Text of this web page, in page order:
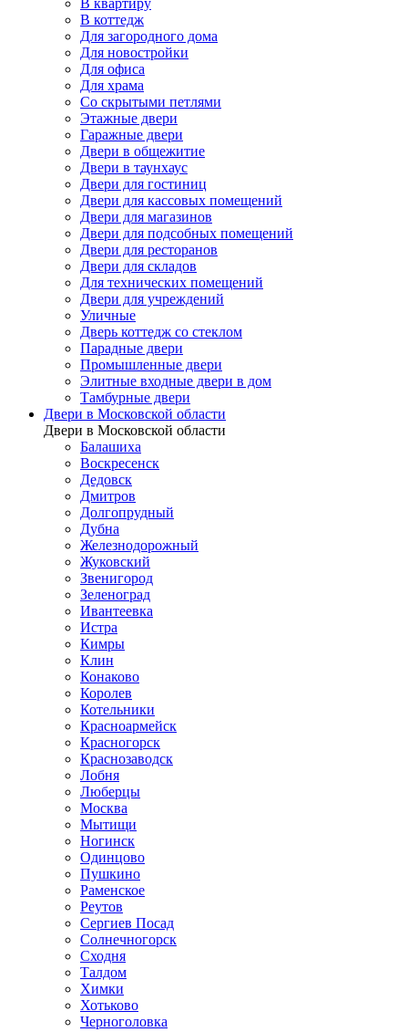
В квартиру
В коттедж
Для загородного дома
Для новостройки
Для офиса
Для храма
Со скрытыми петлями
Этажные двери
Гаражные двери
Двери в общежитие
Двери в таунхаус
Двери для гостиниц
Двери для кассовых помещений
Двери для магазинов
Двери для подсобных помещений
Двери для ресторанов
Двери для складов
Для технических помещений
Двери для учреждений
Уличные
Дверь коттедж со стеклом
Парадные двери
Промышленные двери
Элитные входные двери в дом
Тамбурные двери
Двери в Московской области
Двери в Московской области
Балашиха
Воскресенск
Дедовск
Дмитров
Долгопрудный
Дубна
Железнодорожный
Жуковский
Звенигород
Зеленоград
Ивантеевка
Истра
Кимры
Клин
Конаково
Королев
Котельники
Красноармейск
Красногорск
Краснозаводск
Лобня
Люберцы
Москва
Мытищи
Ногинск
Одинцово
Пушкино
Раменское
Реутов
Сергиев Посад
Солнечногорск
Сходня
Талдом
Химки
Хотьково
Черноголовка